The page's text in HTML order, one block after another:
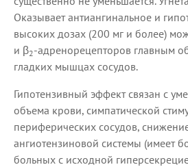
Оказывает антиангинальное и
высоких дозах (200 мг и более)
и β2-адренорецепторов главным
гладких мышцах сосудов.
Гипотензивный эффект связан с
объема крови, симпатической
периферических сосудов,
ангиотензиновой системы (имеет
больных с исходной